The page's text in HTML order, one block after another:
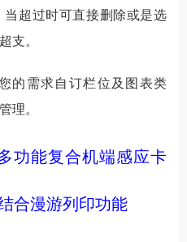
超过时可直接删除或是选
支。
的需求自订栏位及图表类
理。
功能复合机端感应卡
合漫游列印功能